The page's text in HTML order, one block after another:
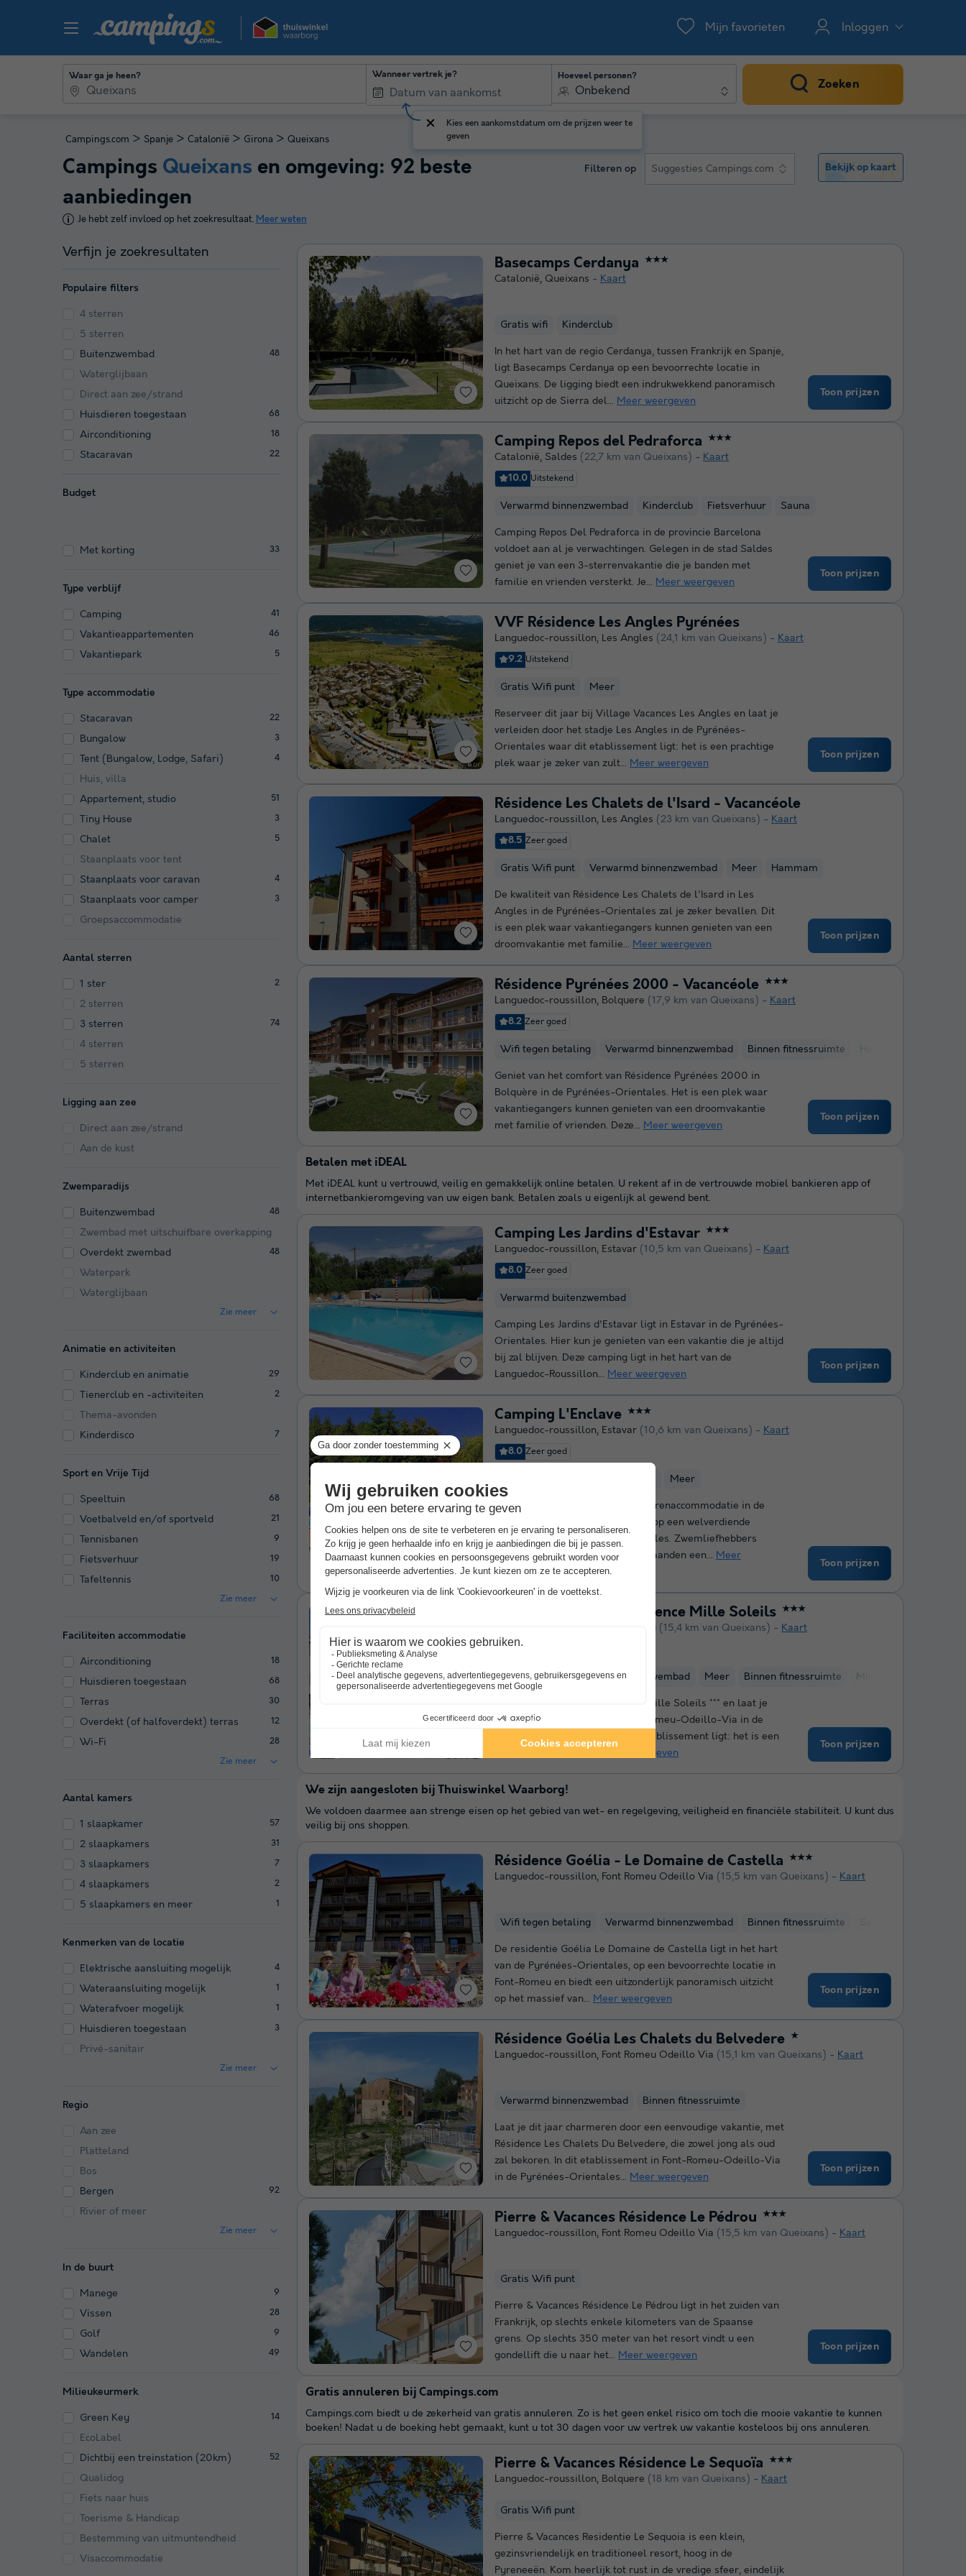
Mijn favorieten Inloggen
Waar ga je heen? Wanneer vertrek je?
Kies een aankomstdatum om de prijzen weer te
geven
Hoeveel personen?
Onbekend Zoeken
Campings.com > Spanje > Catalonië > Girona > Queixans
Campings Queixans en omgeving: 92 beste
aanbiedingen
Je hebt zelf invloed op het zoekresultaat. Meer weten
Filteren op Suggesties Campings.com Bekijk op kaart
Verfijn je zoekresultaten
Populaire filters
4 sterren
5 sterren
Buitenzwembad
48
Waterglijbaan
Direct aan zee/strand
Huisdieren toegestaan
68
Airconditioning 18
Stacaravan 22
Budget
Met korting 33
Type verblijf
Camping 41
Vakantieappartementen 46
Vakantiepark 5
Type accommodatie
Stacaravan 22
Bungalow 3
Tent (Bungalow, Lodge, Safari) 4
Huis, villa
Appartement, studio
51
Tiny House 3
Chalet 5
Staanplaats voor tent
Staanplaats voor caravan
4
Staanplaats voor camper 3
Groepsaccommodatie
Aantal sterren
1 ster 2
2 sterren
3 sterren
74
4 sterren
5 sterren
Ligging aan zee
Direct aan zee/strand
Aan de kust
Zwemparadijs
Buitenzwembad 48
Zwembad met uitschuifbare overkapping
Overdekt zwembad
48
Waterpark
Waterglijbaan
Zie meer
Animatie en activiteiten
Kinderclub en animatie 29
Tienerclub en -activiteiten 2
Thema-avonden
Kinderdisco
7
Sport en Vrije Tijd
Speeltuin 68
Voetbalveld en/of sportveld 21
Tennisbanen 9
Fietsverhuur 19
Tafeltennis 10
Zie meer
Faciliteiten accommodatie
Airconditioning 18
Huisdieren toegestaan 68
Terras 30
Overdekt (of halfoverdekt) terras 12
Wi-Fi 28
Zie meer
Aantal kamers
1 slaapkamer 57
2 slaapkamers 31
3 slaapkamers 7
4 slaapkamers 2
5 slaapkamers en meer 1
Kenmerken van de locatie
Elektrische aansluiting mogelijk 4
Wateraansluiting mogelijk 1
Waterafvoer mogelijk 1
Huisdieren toegestaan 3
Privé-sanitair
Zie meer
Regio
Aan zee
Platteland
Bos
Bergen
92
Rivier of meer
Zie meer
In de buurt
Manege 9
Vissen 28
Golf 9
Wandelen 49
Milieukeurmerk
Green Key 14
EcoLabel
Dichtbij een treinstation (20km)
52
Qualidog
Fiets naar huis
Toerisme & Handicap
Bestemming van uitmuntendheid
Visaccommodatie
Basecamps Cerdanya ★★★
Catalonië, Queixans Kaart
Gratis wifi Kinderclub
In het hart van de regio Cerdanya, tussen Frankrijk en Spanje,
ligt Basecamps Cerdanya op een bevoorrechte locatie in
Queixans. De ligging biedt een indrukwekkend panoramisch
uitzicht op de Sierra del... Meer weergeven
Toon prijzen
Camping Repos del Pedraforca ★★★
Catalonië, Saldes (22,7 km van Queixans)
Kaart
10.0 Uitstekend
Verwarmd binnenzwembad Kinderclub Fietsverhuur Sauna
Camping Repos Del Pedraforca in de provincie Barcelona
voldoet aan al je verwachtingen. Gelegen in de stad Saldes
geniet je van een 3-sterrenvakantie die je banden met
familie en vrienden versterkt. Je... Meer weergeven
Toon prijzen
VVF Résidence Les Angles Pyrénées
Languedoc-roussillon, Les Angles (24,1 km van Queixans)
Kaart
9.2 Uitstekend
Gratis Wifi punt Meer
Reserveer dit jaar bij Village Vacances Les Angles en laat je
verleiden door het stadje Les Angles in de Pyrénées-
Orientales waar dit etablissement ligt: het is een prachtige
plek waar je zeker van zult... Meer weergeven
Toon prijzen
Résidence Les Chalets de l'Isard - Vacancéole
Languedoc-roussillon, Les Angles (23 km van Queixans)
Kaart
8.5 Zeer goed
Gratis Wifi punt Verwarmd binnenzwembad Meer Hammam
De kwaliteit van Résidence Les Chalets de l'Isard in Les
Angles in de Pyrénées-Orientales zal je zeker bevallen. Dit
is een plek waar vakantiegangers kunnen genieten van een
droomvakantie met familie... Meer weergeven
Toon prijzen
Résidence Pyrénées 2000 - Vacancéole ★★★
Languedoc-roussillon, Bolquere (17,9 km van Queixans)
Kaart
8.2 Zeer goed
Wifi tegen betaling Verwarmd binnenzwembad Binnen fitnessruimte
Geniet van het comfort van Résidence Pyrénées 2000 in
Bolquère in de Pyrénées-Orientales. Het is een plek waar
vakantiegangers kunnen genieten van een droomvakantie
met familie of vrienden. Deze... Meer weergeven
Toon prijzen
Camping Les Jardins d'Estavar ★★★
Languedoc-roussillon, Estavar (10,5 km van Queixans)
Kaart
8.0 Zeer goed
Verwarmd buitenzwembad
Camping Les Jardins d'Estavar ligt in Estavar in de Pyrénées-
Orientales. Hier kun je genieten van een vakantie die je altijd
bij zal blijven. Deze camping ligt in het hart van de
Languedoc-Roussillon... Meer weergeven
Toon prijzen
Camping L'Enclave ★★★
Languedoc-roussillon, Estavar (10,6 km van Queixans)
Kaart
8.0 Zeer goed
Meer
Op Camping L'Enclave, een 3-sterrenaccommodatie in de
stad Estavar, kun je je verheugen op een welverdiende
vakantie in de Pyreneeën-Orientales. Zwemliefhebbers
kunnen alleen tijdens de zomermaanden een... Meer
weergeven
Toon prijzen
Résidence Odalys Référence Mille Soleils ★★★
(15,4 km van Queixans)
Kaart
7.6
Gratis wifi Verwarmd binnenzwembad Meer Binnen fitnessruimte Minigolf
Reserveer dit jaar bij Résidence Mille Soleils *** en laat je
betoveren door het stadje Font-Romeu-Odeillo-Via in de
Pyrénées-Orientales waar het etablissement ligt: het is een
prachtige plek die je...
Meer weergeven
Toon prijzen
Résidence Goélia - Le Domaine de Castella ★★★
Languedoc-roussillon, Font Romeu Odeillo Via (15,5 km van Queixans) Kaart
Wifi tegen betaling Verwarmd binnenzwembad Binnen fitnessruimte
De residentie Goélia Le Domaine de Castella ligt in het hart
van de Pyrénées-Orientales, op een bevoorrechte locatie in
Font-Romeu en biedt een uitzonderlijk panoramisch uitzicht
op het massief van... Meer weergeven
Toon prijzen
Résidence Goélia Les Chalets du Belvedere ★
Languedoc-roussillon, Font Romeu Odeillo Via (15,1 km van Queixans) Kaart
Verwarmd binnenzwembad Binnen fitnessruimte
Laat je dit jaar charmeren door een eenvoudige vakantie, met
Résidence Les Chalets Du Belvedere, die zowel jong als oud
zal bekoren. In dit etablissement in Font-Romeu-Odeillo-Via
in de Pyrénées-Orientales... Meer weergeven
Toon prijzen
Pierre & Vacances Résidence Le Pédrou ★★★
Languedoc-roussillon, Font Romeu Odeillo Via (15,5 km van Queixans) Kaart
Gratis Wifi punt
Pierre & Vacances Résidence Le Pédrou ligt in het zuiden van
Frankrijk, op slechts enkele kilometers van de Spaanse
grens. Op slechts 350 meter van het resort vindt u een
gondellift die u naar het... Meer weergeven
Toon prijzen
Pierre & Vacances Résidence Le Sequoïa ★★★
Languedoc-roussillon, Bolquere (18 km van Queixans) Kaart
Gratis Wifi punt
Pierre & Vacances Residentie Le Sequoia is een klein,
gezinsvriendelijk en traditioneel resort, hoog in de
Pyreneeën. Kom heerlijk tot rust in de vredige sfeer, eindelijk
Betalen met iDEAL
Met iDEAL kunt u vertrouwd, veilig en gemakkelijk online betalen. U rekent af in de vertrouwde mobiel bankieren app of
internetbankieromgeving van uw eigen bank. Betalen zoals u eigenlijk al gewend bent.
We zijn aangesloten bij Thuiswinkel Waarborg!
We voldoen daarmee aan strenge eisen op het gebied van wet- en regelgeving, veiligheid en financiële stabiliteit. U kunt dus
veilig bij ons shoppen.
Gratis annuleren bij Campings.com
Campings.com biedt u de zekerheid van gratis annuleren. Zo is het geen enkel risico om toch die mooie vakantie te kunnen
boeken! Nadat u de boeking hebt gemaakt, kunt u tot 30 dagen voor uw vertrek uw vakantie kosteloos bij ons annuleren.